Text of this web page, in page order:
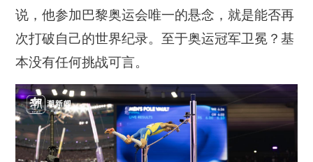
说，他参加巴黎奥运会唯一的悬念，就是能否再
次打破自己的世界纪录。至于奥运冠军卫冕？基
本没有任何挑战可言。